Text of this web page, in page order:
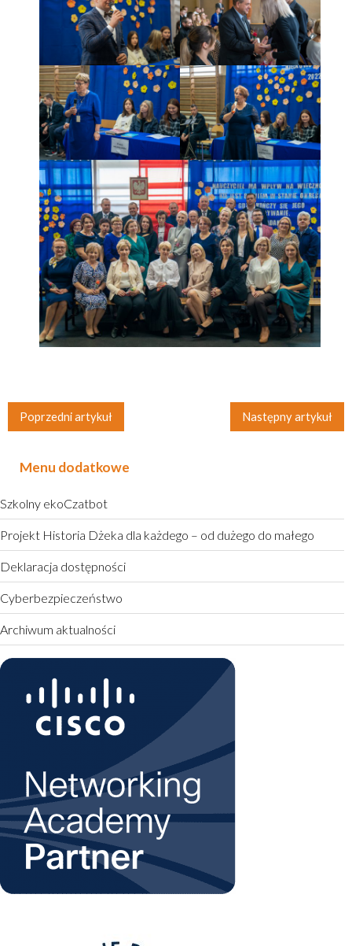
Menu dodatkowe
Szkolny ekoCzatbot
Projekt Historia Dżeka dla każdego – od dużego do małego
Deklaracja dostępności
Cyberbezpieczeństwo
Archiwum aktualności
Poprzedni artykuł Następny artykuł